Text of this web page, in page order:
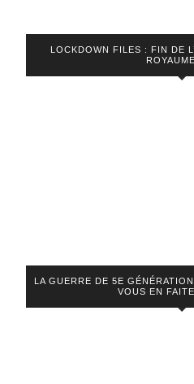
LOCKDOWN FILES : FIN DE
LA GUERRE DE 5E
VOUS EN